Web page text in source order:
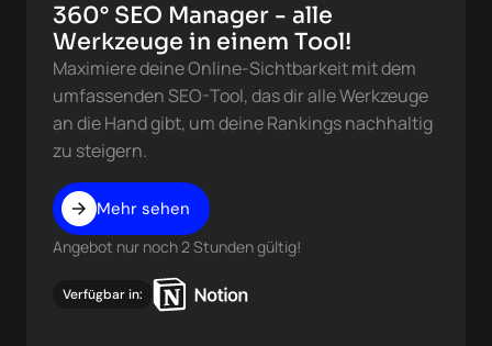
360° SEO Manager - alle
Werkzeuge in einem Tool!
Maximiere deine Online-Sichtbarkeit mit dem
umfassenden SEO-Tool, das dir alle Werkzeuge
an die Hand gibt, um deine Rankings nachhaltig
zu steigern.
Mehr sehen
Angebot nur noch 2 Stunden gültig!
Verfügbar in: